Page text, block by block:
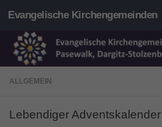
Unter dem Inhalt
Evangelische Kirchengemeinden
ALLGEMEIN
Lebendiger